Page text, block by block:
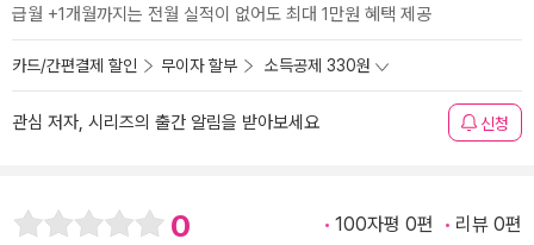
급월 +1개월까지는 전월 실적이 없어도 최대 1만원 혜택 제공
카드/간편결제 할인 무이자 할부 소득공제 330원
관심 저자, 시리즈의 출간 알림을 받아보세요 신청
0 100자평 0편 리뷰 0편